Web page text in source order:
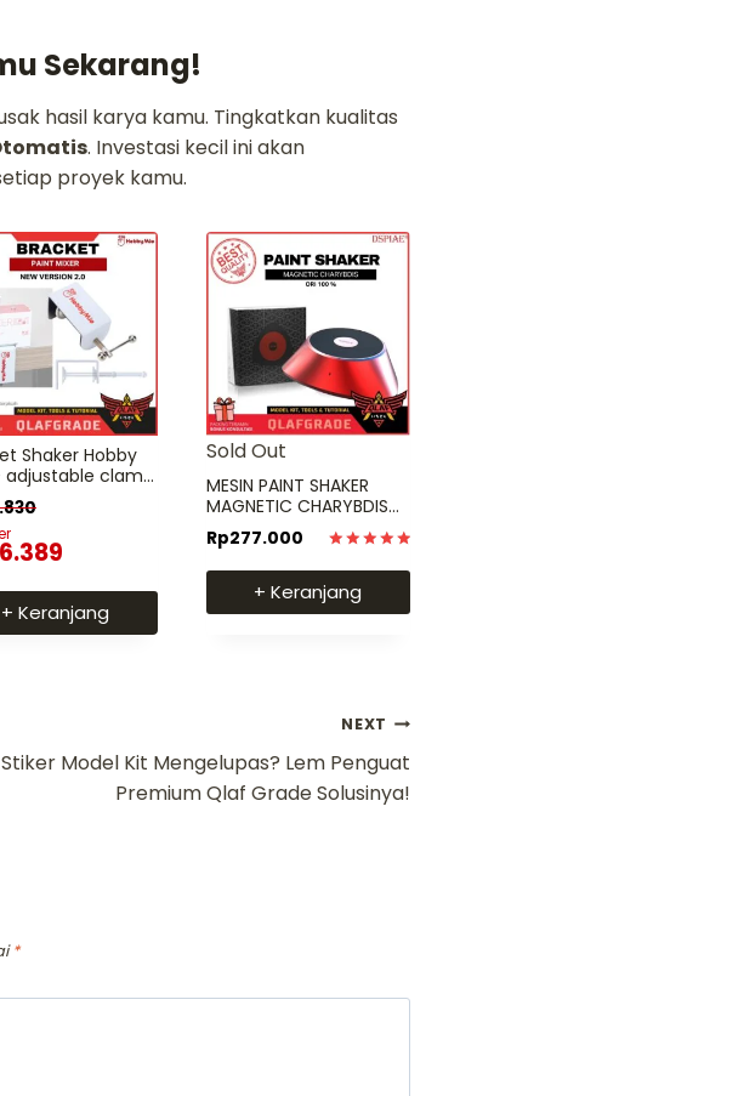
Sekarang!
hasil karya kamu. Tingkatkan kualitas
. Investasi kecil ini akan
proyek kamu.
Shaker Hobby
adjustable clamp
cat paint
cat
+ Keranjang
Sold Out
MESIN PAINT SHAKER
MAGNETIC CHARYBDIS
mixer pengaduk cat
dspiae
dari 5
Rp277.000
+ Keranjang
NEXT
Stiker Model Kit Mengelupas? Lem Penguat
Premium Qlaf Grade Solusinya!
*